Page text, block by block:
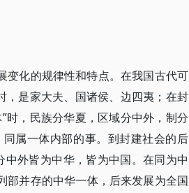
变化的规律性和特点。在我国古代可
，是家大夫、国诸侯、边四夷；在封
时，民族分华夏，区域分中外，制分
属一体内部的事。到封建社会的后
中外皆为中华，皆为中国。在同为中
部并存的中华一体，后来发展为全国